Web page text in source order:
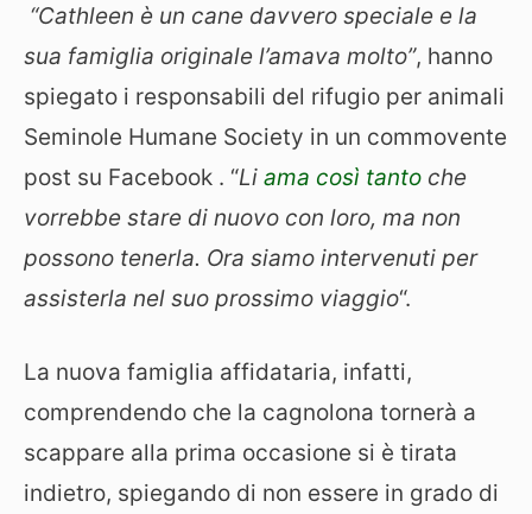
“Cathleen è un cane davvero speciale e la
sua famiglia originale l’amava molto”, hanno
spiegato i responsabili del rifugio per animali
Seminole Humane Society in un commovente
post su Facebook . “Li ama così tanto che
vorrebbe stare di nuovo con loro, ma non
possono tenerla. Ora siamo intervenuti per
assisterla nel suo prossimo viaggio“.
La nuova famiglia affidataria, infatti,
comprendendo che la cagnolona tornerà a
scappare alla prima occasione si è tirata
indietro, spiegando di non essere in grado di